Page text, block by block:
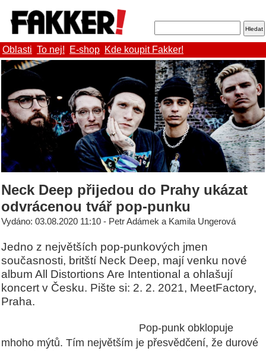
Oblasti To nej! E-shop Kde koupit Fakker!
Neck Deep přijedou do Prahy ukázat
odvrácenou tvář pop-punku
Vydáno: 03.08.2020 11:10 - Petr Adámek a Kamila Ungerová
Jedno z největších pop-punkových jmen
současnosti, britští Neck Deep, mají venku nové
album All Distortions Are Intentional a ohlašují
koncert v Česku. Pište si: 2. 2. 2021, MeetFactory,
Praha.
Pop-punk obklopuje
mhoho mýtů. Tím největším je přesvědčení, že durové